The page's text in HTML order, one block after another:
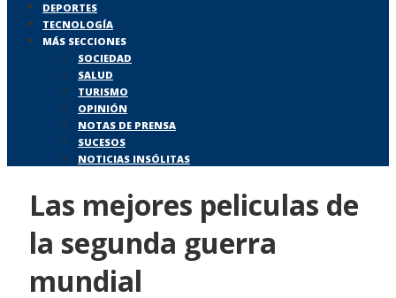
DEPORTES
TECNOLOGÍA
MÁS SECCIONES
SOCIEDAD
SALUD
TURISMO
OPINIÓN
NOTAS DE PRENSA
SUCESOS
NOTICIAS INSÓLITAS
Las mejores peliculas de
la segunda guerra
mundial